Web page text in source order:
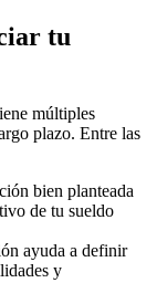
tu
múltiples
plazo. Entre las
bien planteada
de tu sueldo
ayuda a definir
y